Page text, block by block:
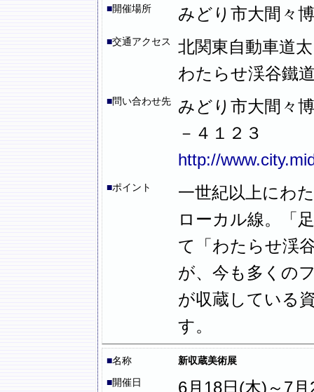
■開催場所 みどり市大間々
■交通アクセス
北関東自動車道
わたらせ渓谷鐵
■問い合わせ先
みどり市大間々
－４１２３
http://
■ポイント
一世紀以上にわ
ローカル線。「
て「わたらせ渓
が、今も多くの
が収蔵している
す。
■名称
新収蔵美術展
■開催日 6月18日(木)～7